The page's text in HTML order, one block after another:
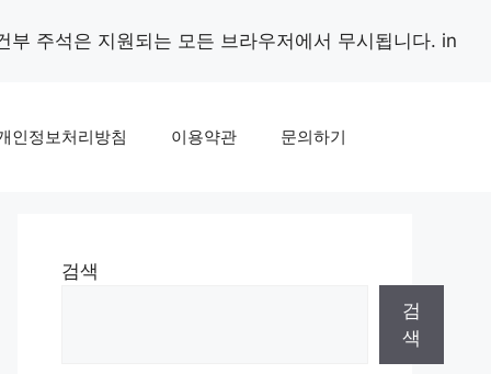
부 주석은 지원되는 모든 브라우저에서 무시됩니다. in
인정보처리방침 이용약관 문의하기
검색
검
색